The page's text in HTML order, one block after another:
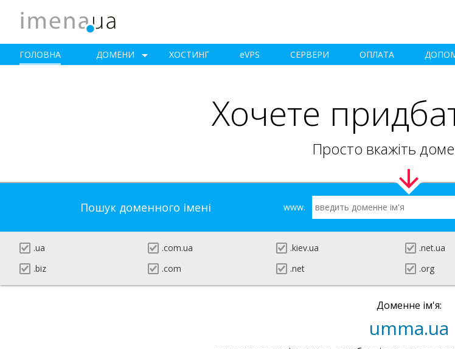
ГОЛОВНА ДОМЕНИ ХОСТИНГ eVPS СЕРВЕРИ ОПЛАТА
Хочете
Просто вкажіть
Пошук доменного імені www.
.ua .com.ua .kiev.ua .net.ua
.biz
.com .net .org
Доменне ім'я:
umma.ua